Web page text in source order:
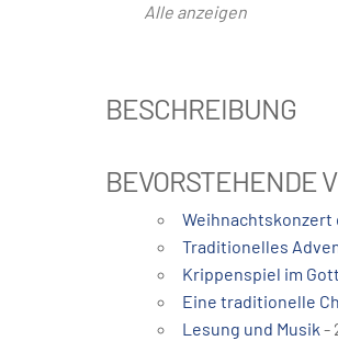
Alle anzeigen
BESCHREIBUNG
BEVORSTEHENDE
Weihnachtskonzert
Traditionelles
Krippenspiel im
Eine traditionelle
Lesung und Musik -